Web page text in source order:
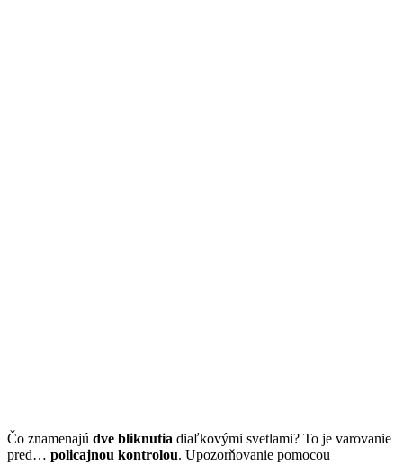
Čo znamenajú dve bliknutia diaľkovými svetlami? To je varovanie
pred… policajnou kontrolou. Upozorňovanie pomocou